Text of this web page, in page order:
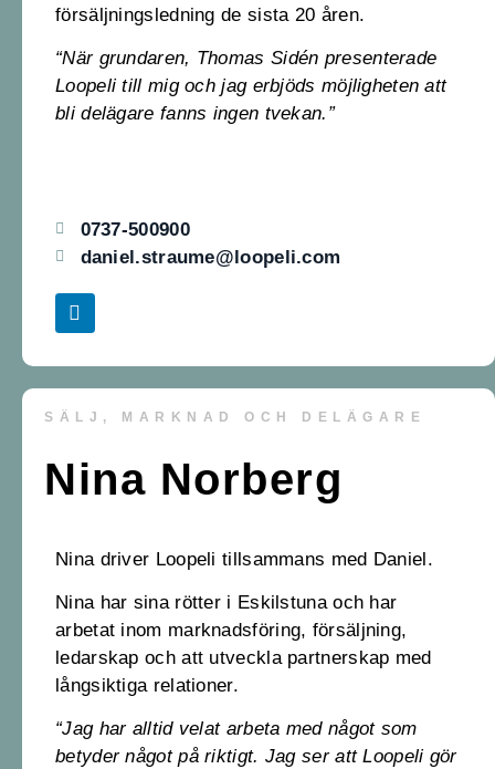
försäljningsledning de sista 20 åren.
“När grundaren, Thomas Sidén presenterade
Loopeli till mig och jag erbjöds möjligheten att
bli delägare fanns ingen tvekan.”
0737-500900
daniel.straume@loopeli.com
SÄLJ, MARKNAD OCH DELÄGARE
Nina Norberg
Nina driver Loopeli tillsammans med Daniel.
Nina har sina rötter i Eskilstuna och har
arbetat inom marknadsföring, försäljning,
ledarskap och att utveckla partnerskap med
långsiktiga relationer.
“Jag har alltid velat arbeta med något som
betyder något på riktigt. Jag ser att Loopeli gör